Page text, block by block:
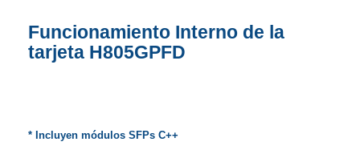
Funcionamiento Interno de la
tarjeta H805GPFD
* Incluyen módulos SFPs C++